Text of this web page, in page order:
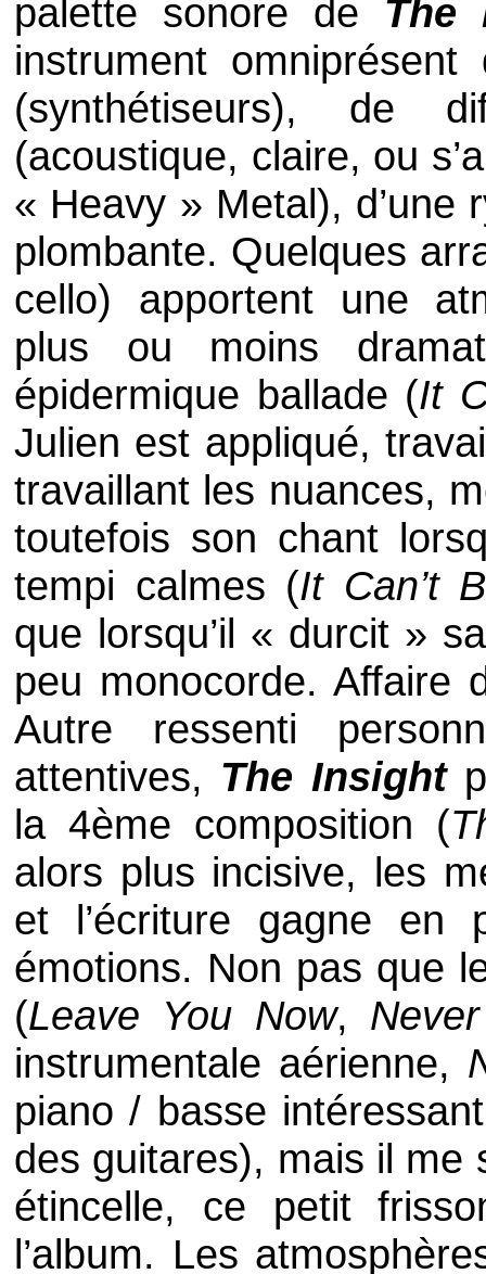
palette sonore de The
instrument
(synthétiseurs), de
(acoustique, claire, ou
« Heavy » Metal), d’une
plombante. Quelques
cello) apportent une
plus ou moins
épidermique ballade (It
Julien est appliqué,
travaillant les nuances,
toutefois son chant
tempi calmes (It Can’t
que lorsqu’il « durcit »
peu monocorde. Affaire
Autre ressenti
attentives, The Insight
la 4ème composition (
alors plus incisive, les
et l’écriture gagne en
émotions. Non pas que
(Leave You Now,
instrumentale aérienne,
piano / basse
des guitares), mais il me
étincelle, ce petit
l’album. Les